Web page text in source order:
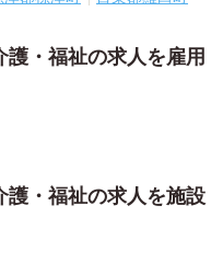
・福祉の求人を雇用
護・福祉の求人を施設